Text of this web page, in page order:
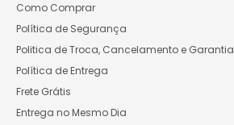
Como Comprar
Política de Segurança
Politica de Troca, Cancelamento e Garantia
Política de Entrega
Frete Grátis
Entrega no Mesmo Dia